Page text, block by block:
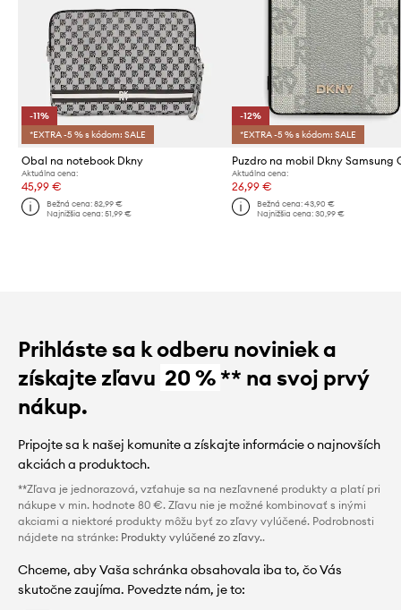
-11%
*EXTRA -5 % s kódom: SALE
Obal na notebook Dkny
Aktuálna cena:
45,99 €
Bežná cena:82,99 €
Najnižšia cena:51,99 €
-12%
*EXTRA -5 % s kódom: SALE
Aktuálna cena:
26,99 €
Bežná cena: 43,90 €
Najnižšia cena: 30,99 €
Prihláste sa k odberu noviniek a
získajte zľavu 20 %** na svoj prvý
nákup.
Pripojte sa k našej komunite a získajte informácie o najnovších
akciách a produktoch.
**Zľava je jednorazová, vzťahuje sa na nezľavnené produkty a platí pri
nákupe v min. hodnote 80 €. Zľavu nie je možné kombinovať s inými
akciami a niektoré produkty môžu byť zo zľavy vylúčené. Podrobnosti
nájdete na stránke: Produkty vylúčené zo zľavy..
Chceme, aby Vaša schránka obsahovala iba to, čo Vás
skutočne zaujíma. Povedzte nám, je to: